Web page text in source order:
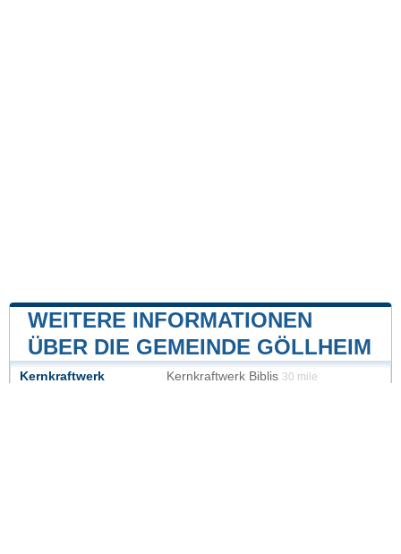
WEITERE INFORMATIONEN
ÜBER DIE GEMEINDE GÖLLHEIM
Kernkraftwerk Kernkraftwerk Biblis 30 mile